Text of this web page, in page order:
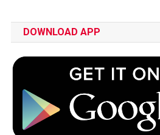
DOWNLOAD APP